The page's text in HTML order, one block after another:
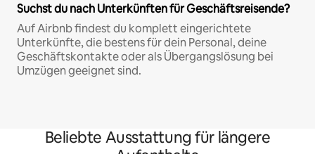
Suchst du nach Unterkünften für Geschäftsreisende?
Auf Airbnb findest du komplett eingerichtete
Unterkünfte, die bestens für dein Personal, deine
Geschäftskontakte oder als Übergangslösung bei
Umzügen geeignet sind.
Beliebte Ausstattung für längere